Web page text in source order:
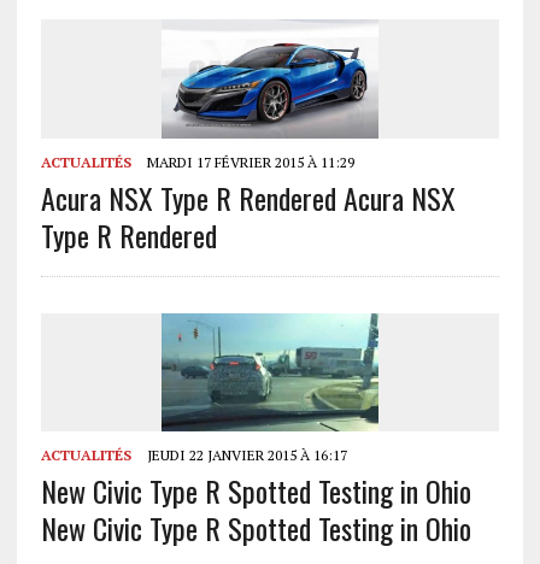
ACTUALITÉS MARDI 17 FÉVRIER 2015 À 11:29
Acura NSX Type R RenderedAcura NSX
Type R Rendered
ACTUALITÉS JEUDI 22 JANVIER 2015 À 16:17
New Civic Type R Spotted Testing in Ohio
New Civic Type R Spotted Testing in Ohio